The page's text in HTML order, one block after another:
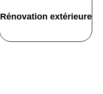
Rénovation extérieure